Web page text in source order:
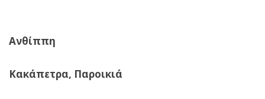
Ανθίππη
Κακάπετρα, Παροικιά